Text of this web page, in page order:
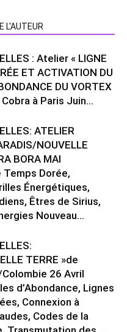
L'AUTEUR
: Atelier « LIGNE
ET ACTIVATION DU
DU VORTEX
Cobra à Paris Juin...
ATELIER
NOUVELLE
BORA MAI
Dorée,
Énergétiques,
Êtres de Sirius,
Nouveau...
TERRE »de
26 Avril
d’Abondance, Lignes
Connexion à
Codes de la